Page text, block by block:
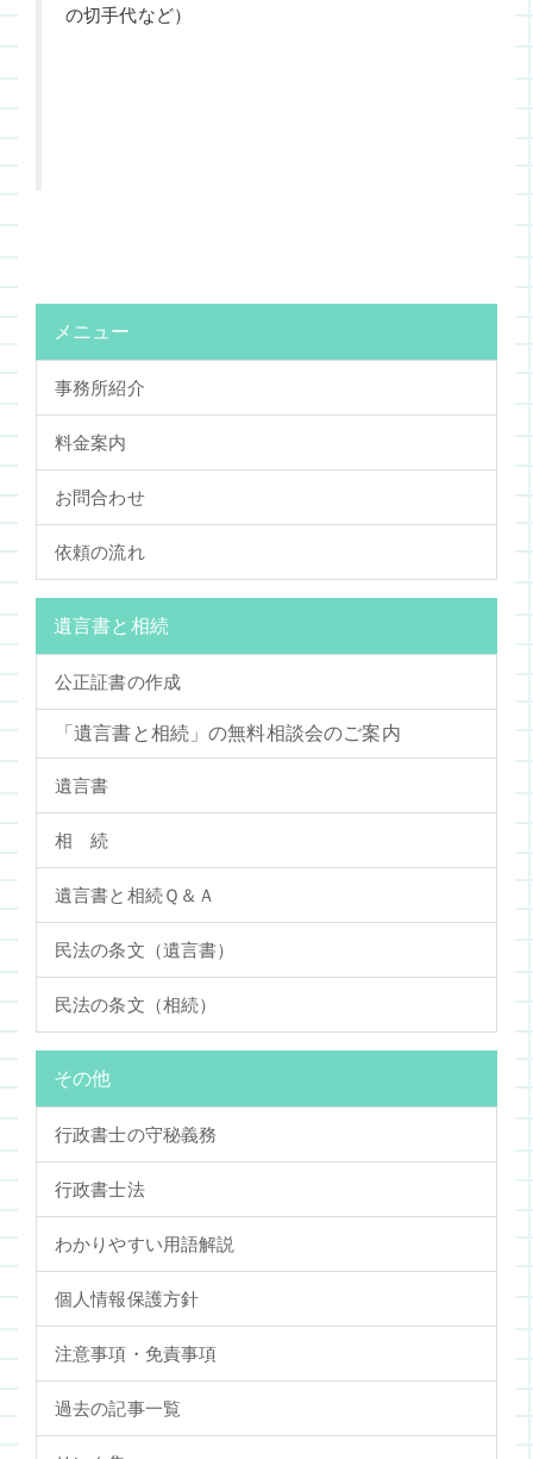
の切手代など）
メニュー
事務所紹介
料金案内
お問合わせ
依頼の流れ
遺言書と相続
公正証書の作成
「遺言書と相続」の無料相談会のご案内
遺言書
相 続
遺言書と相続Ｑ＆Ａ
民法の条文（遺言書）
民法の条文（相続）
その他
行政書士の守秘義務
行政書士法
わかりやすい用語解説
個人情報保護方針
注意事項・免責事項
過去の記事一覧